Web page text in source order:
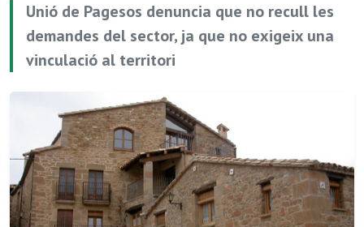
Unió de Pagesos denuncia que no recull les
demandes del sector, ja que no exigeix una
vinculació al territori